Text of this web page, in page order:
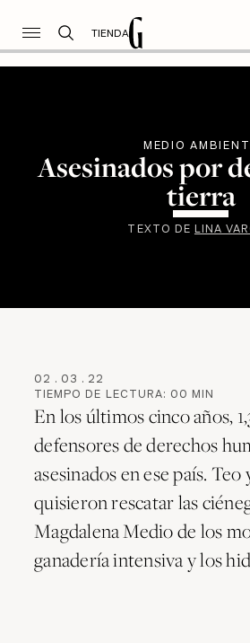
TIENDA
MEDIO
Asesinados por
tierra
TEXTO DE LINA
02 . 03 . 22
TIEMPO DE LECTURA: 00 MIN
En los últimos cinco años,
defensores de derechos
asesinados en ese país. Teo
quisieron rescatar las
Magdalena Medio de los
ganadería intensiva y los